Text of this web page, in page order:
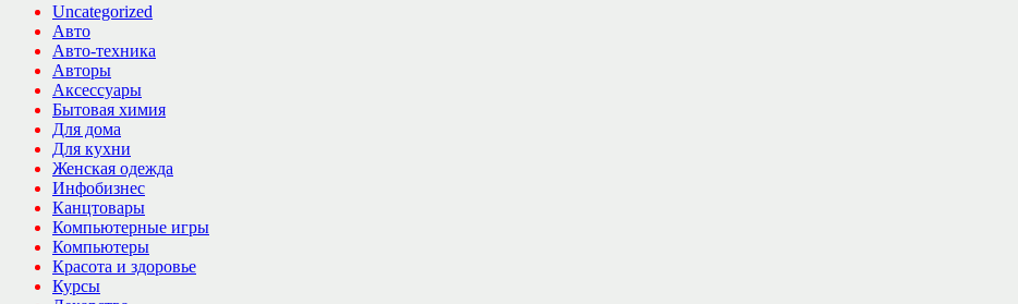
Uncategorized
Авто
Авто-техника
Авторы
Аксессуары
Бытовая химия
Для дома
Для кухни
Женская одежда
Инфобизнес
Канцтовары
Компьютерные игры
Компьютеры
Красота и здоровье
Курсы